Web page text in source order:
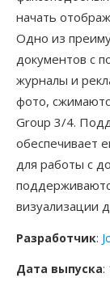
начать
Одно из
документов с
журналы и
фото,
Group 3/4.
обеспечивает
для работы с
визуализации
Разработчик:
Дата выпуска: